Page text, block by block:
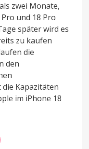
zwei Monate,
und 18 Pro
später wird es
zu kaufen
die
den
Kapazitäten
im iPhone 18